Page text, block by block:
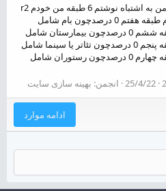
البته ساختمون 7 طبقه بود من به اشتباه نوشتم 6 طبقه من خودم r2
رو اینجوری حساب می کردم طبقه هفتم 0 درصدچون بام شامل
کاهش سربار نمی شود طبقه ششم 0 درصدچون بیمارستان شامل
کاهش سربار نمی شود طبقه پنجم 0 درصدچون تئاتر یا سینما شامل
کاهش سربار نمی شود طبقه چهارم 0 درصدچون رستوران شامل
25/4/22 انجمن: بهینه سازی سایت
ادامه موارد